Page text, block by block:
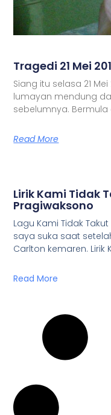
Tragedi 21 Mei
Siang itu selasa 21
lumayan mendung
sebelumnya. Bermula
Read More
Lirik Kami Tidak
Pragiwaksono
Lagu Kami Tidak
saya suka saat
Carlton kemaren. Lirik
Read More